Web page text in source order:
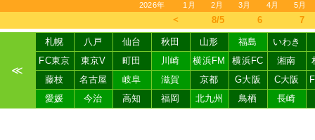
2026年 1月 2月 3月 4月 5月
＜ 8/5 6 7
≪
札幌 八戸 仙台 秋田 山形 福島
いわき
FC東京
東京V 町田 川崎 横浜FM 横浜FC 湘南
藤枝
名古屋 岐阜 滋賀 京都 G大阪 C大阪
愛媛
今治 高知 福岡 北九州 鳥栖 長崎